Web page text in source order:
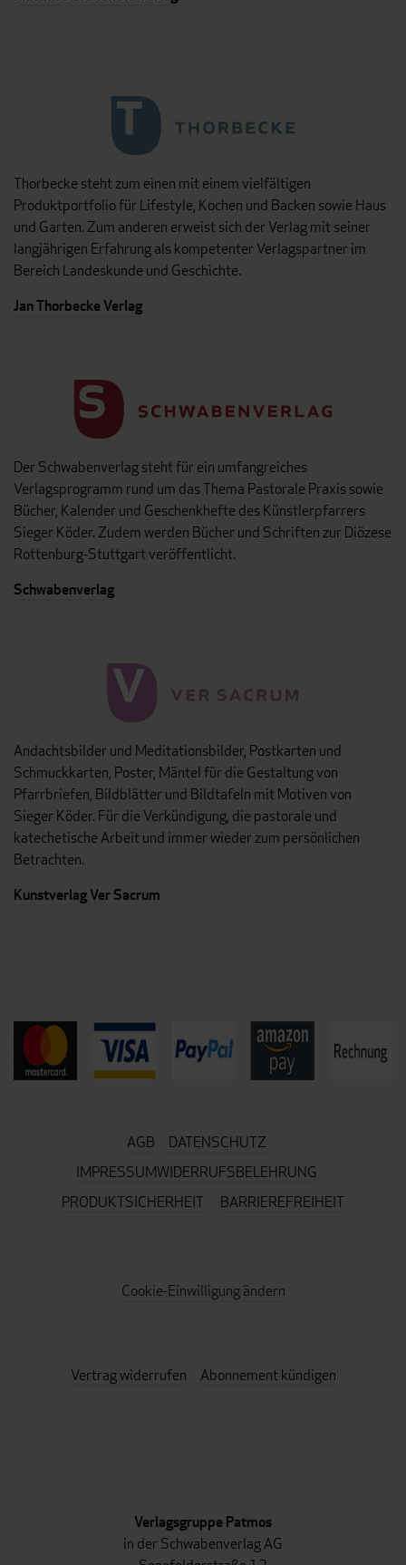
Thorbecke steht zum einen mit einem vielfältigen
Produktportfolio für Lifestyle, Kochen und Backen sowie Haus
und Garten. Zum anderen erweist sich der Verlag mit seiner
langjährigen Erfahrung als kompetenter Verlagspartner im
Bereich Landeskunde und Geschichte.
Jan Thorbecke Verlag
Der Schwabenverlag steht für ein umfangreiches
Verlagsprogramm rund um das Thema Pastorale Praxis sowie
Bücher, Kalender und Geschenkhefte des Künstlerpfarrers
Sieger Köder. Zudem werden Bücher und Schriften zur Diözese
Rottenburg-Stuttgart veröffentlicht.
Schwabenverlag
Andachtsbilder und Meditationsbilder, Postkarten und
Schmuckkarten, Poster, Mäntel für die Gestaltung von
Pfarrbriefen, Bildblätter und Bildtafeln mit Motiven von
Sieger Köder. Für die Verkündigung, die pastorale und
katechetische Arbeit und immer wieder zum persönlichen
Betrachten.
Kunstverlag Ver Sacrum
AGB
DATENSCHUTZ
IMPRESSUMWIDERRUFSBELEHRUNG
PRODUKTSICHERHEIT
BARRIEREFREIHEIT
Cookie-Einwilligung ändern
Vertrag widerrufen Abonnement kündigen
Verlagsgruppe Patmos
in der Schwabenverlag AG